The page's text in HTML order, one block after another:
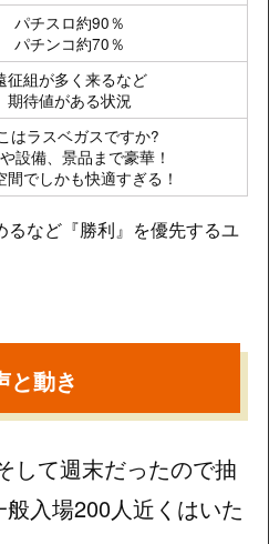
パチスロ約90％
パチンコ約70％
征組が多く来るなど
期待値がある状況
はラスベガスですか?
設備、景品まで豪華！
間でしかも快適すぎる！
など『勝利』を優先するユ
と動き
して週末だったので抽
入場200人近くはいた